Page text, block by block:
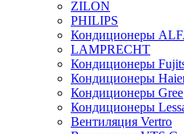
ZILON
PHILIPS
Кондиционеры
LAMPRECHT
Кондиционеры
Кондиционеры
Кондиционеры Gree
Кондиционеры
Вентиляция Vertro